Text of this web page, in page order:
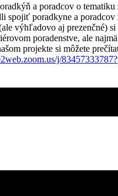
a poradcov o tematiku
spojiť poradkyne a
výhľadovo aj prezenčné)
poradenstve, ale
projekte si môžete
j/